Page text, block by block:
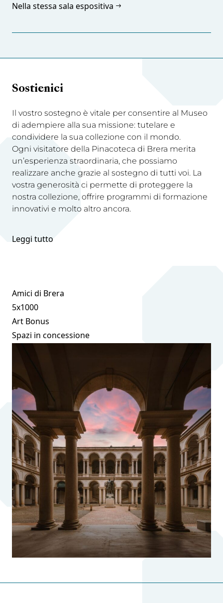
Nella stessa sala espositiva
Sostienici
Il vostro sostegno è vitale per consentire al Museo
di adempiere alla sua missione: tutelare e
condividere la sua collezione con il mondo.
Ogni visitatore della Pinacoteca di Brera merita
un’esperienza straordinaria, che possiamo
realizzare anche grazie al sostegno di tutti voi. La
vostra generosità ci permette di proteggere la
nostra collezione, offrire programmi di formazione
innovativi e molto altro ancora.
Leggi tutto
Amici di Brera
5x1000
Art Bonus
Spazi in concessione